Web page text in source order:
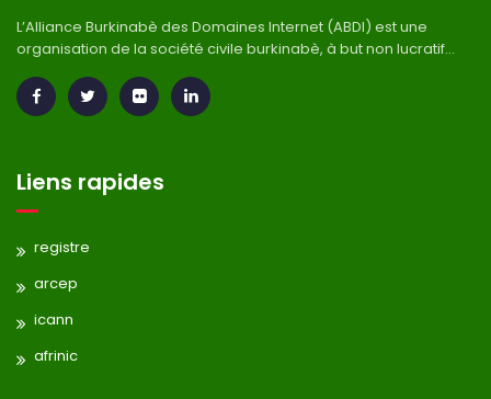
L’Alliance Burkinabè des Domaines Internet (ABDI) est une
organisation de la société civile burkinabè, à but non lucratif...
Liens rapides
registre
arcep
icann
afrinic